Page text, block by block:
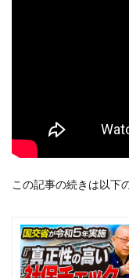
この記事の続きは以下